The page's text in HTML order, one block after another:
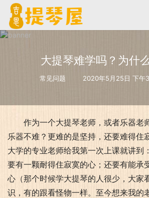
大提琴难学吗？为什
常见问题 2020年5月25日 下午
作为一个大提琴老师，或者乐器老
乐器不难？更难的是坚持，还要难得住
大学的专业老师给我第一次上课就讲到
要有一颗耐得住寂寞的心；还要有能承
心（那个时候学大提琴的人很少，大家
识，有的跟看怪物一样。至今想来我的